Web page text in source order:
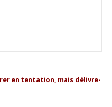
en tentation, mais délivre-